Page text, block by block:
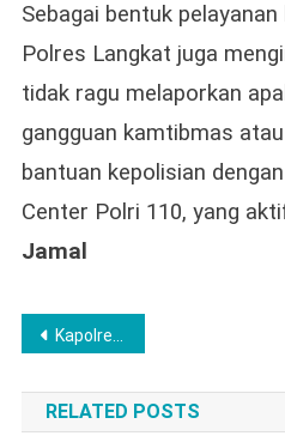
Sebagai bentuk
Polres Langkat juga
tidak ragu melaporkan
gangguan kamtibmas
bantuan kepolisian dengan
Center Polri 110, yang
Jamal
Post
navigation
Kapolres Lubuklinggau AKBP Adithia Bagus Arjunadi Hadiri Kegiatan,Polda Sumsel Gelar Opsnal Triwulan IV T.A. 2025
RELATED POSTS